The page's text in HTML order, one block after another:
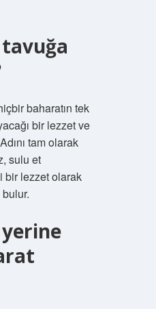
baharatın tek
bir lezzet ve
tam olarak
sulu et
bir lezzet olarak